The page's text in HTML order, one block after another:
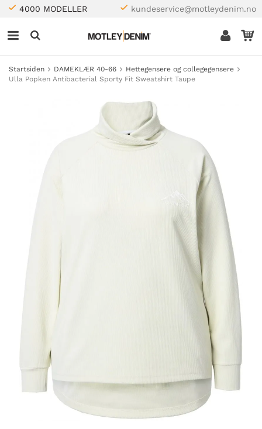
4000 MODELLER kundeservice@motleydenim.no
Startsiden DAMEKLÆR 40-66
Hettegensere og collegegensere
Ulla Popken Antibacterial Sporty Fit Sweatshirt Taupe